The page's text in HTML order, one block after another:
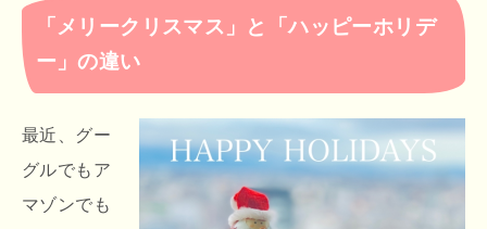
「メリークリスマス」と「ハッピーホリデ
ー」の違い
最近、グー
グルでもア
マゾンでも